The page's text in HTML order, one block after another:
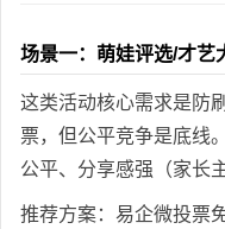
场景一：萌娃评选/才艺
这类活动核心需求是防
票，但公平竞争是底线
公平、分享感强（家长
推荐方案：易企微投票